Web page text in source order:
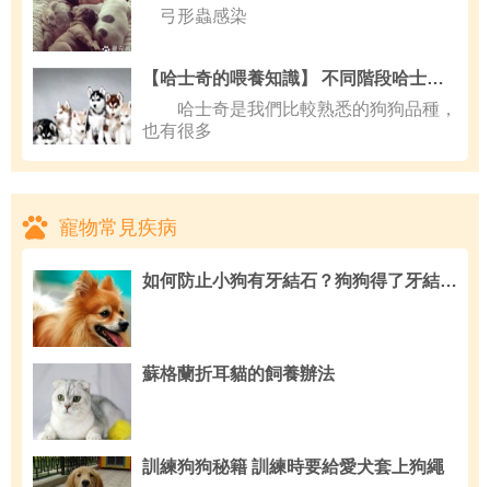
弓形蟲感染
【哈士奇的喂養知識】 不同階段哈士奇狗糧應該如何喂食
哈士奇是我們比較熟悉的狗狗品種，
也有很多
寵物常見疾病
如何防止小狗有牙結石？狗狗得了牙結石會怎麼樣
蘇格蘭折耳貓的飼養辦法
訓練狗狗秘籍 訓練時要給愛犬套上狗繩